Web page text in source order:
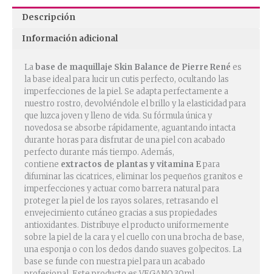
Descripción
Información adicional
Labase de maquillaje Skin Balance de Pierre René es
la base ideal para lucir un cutis perfecto, ocultando las
imperfecciones de la piel. Se adapta perfectamente a
nuestro rostro, devolviéndole el brillo y la elasticidad para
que luzca joven y lleno de vida. Su fórmula única y
novedosa se absorbe rápidamente, aguantando intacta
durante horas para disfrutar de una piel con acabado
perfecto durante más tiempo. Además,
contiene extractos de plantas y vitamina Epara
difuminar las cicatrices, eliminar los pequeños granitos e
imperfecciones y actuar como barrera natural para
proteger la piel de los rayos solares, retrasando el
envejecimiento cutáneo gracias a sus propiedades
antioxidantes. Distribuye el producto uniformemente
sobre la piel de la cara y el cuello con una brocha de base,
una esponja o con los dedos dando suaves golpecitos. La
base se funde con nuestra piel para un acabado